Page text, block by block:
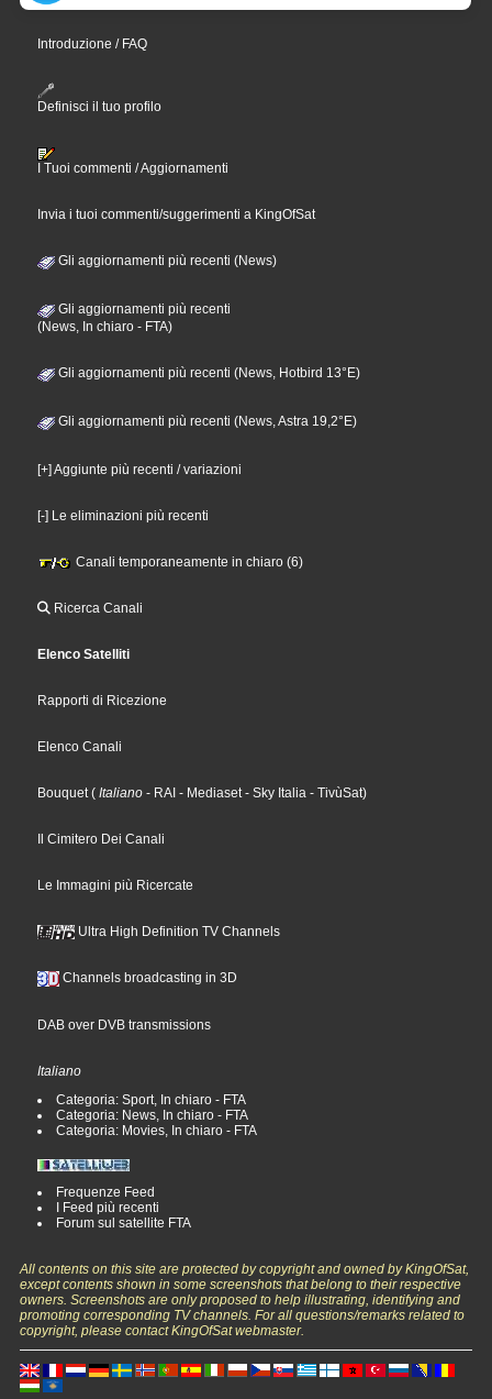
Introduzione / FAQ
Definisci il tuo profilo
I Tuoi commenti / Aggiornamenti
Invia i tuoi commenti/suggerimenti a KingOfSat
Gli aggiornamenti più recenti (News)
Gli aggiornamenti più recenti
(News, In chiaro - FTA)
Gli aggiornamenti più recenti (News, Hotbird 13°E)
Gli aggiornamenti più recenti (News, Astra 19,2°E)
[+] Aggiunte più recenti / variazioni
[-] Le eliminazioni più recenti
Canali temporaneamente in chiaro (6)
Ricerca Canali
Elenco Satelliti
Rapporti di Ricezione
Elenco Canali
Bouquet( Italiano - RAI - Mediaset- Sky Italia - TivùSat)
Il Cimitero Dei Canali
Le Immagini più Ricercate
Ultra High Definition TV Channels
Channels broadcasting in 3D
DAB over DVB transmissions
Italiano
Categoria: Sport, In chiaro - FTA
Categoria: News, In chiaro - FTA
Categoria: Movies, In chiaro - FTA
Frequenze Feed
I Feed più recenti
Forum sul satellite FTA
All contents on this site are protected by copyright and owned by KingOfSat,
except contents shown in some screenshots that belong to their respective
owners. Screenshots are only proposed to help illustrating, identifying and
promoting corresponding TV channels. For all questions/remarks related to
copyright, please contact KingOfSat webmaster.